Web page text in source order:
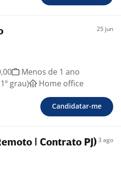
25 jun
Menos de 1 ano
grau)
Home office
Candidatar-me
| Contrato PJ)3 ago